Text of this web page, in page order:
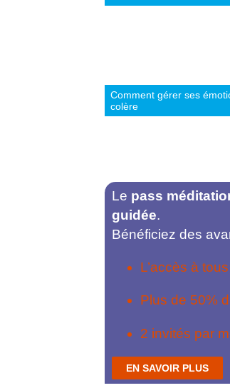
Comment gérer ses
colère
Le pass
guidée.
Bénéficiez des
L’accès à
Plus de 50%
2 invités par
EN SAVOIR PLUS